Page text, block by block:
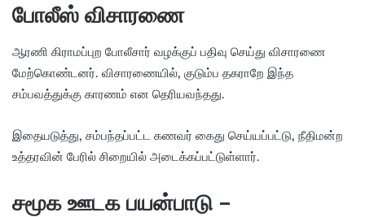
போலீஸ் விசாரணை
ஆரணி கிராமப்புற போலீசார் வழக்குப் பதிவு செய்து விசாரணை
மேற்கொண்டனர். விசாரணையில், குடும்ப தகராறே இந்த
சம்பவத்துக்கு காரணம் என தெரியவந்தது.
இதையடுத்து, சம்பந்தப்பட்ட கணவர் கைது செய்யப்பட்டு, நீதிமன்ற
உத்தரவின் பேரில் சிறையில் அடைக்கப்பட்டுள்ளார்.
சமூக ஊடக பயன்பாடு –